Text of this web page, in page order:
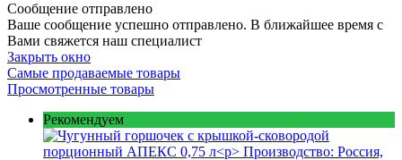
Сообщение отправлено
Ваше сообщение успешно отправлено. В ближайшее время с
Вами свяжется наш специалист
Закрыть окно
Самые продаваемые товары
Просмотренные товары
Рекомендуем